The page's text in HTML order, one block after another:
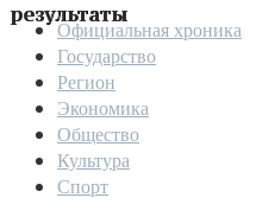
результаты
Официальная хроника
Государство
Регион
Экономика
Общество
Культура
Спорт